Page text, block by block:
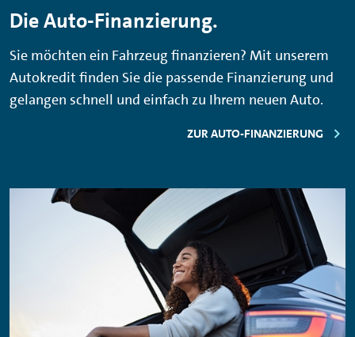
Die Auto-Finanzierung.
Sie möchten ein Fahrzeug finanzieren? Mit unserem
Autokredit finden Sie die passende Finanzierung und
gelangen schnell und einfach zu Ihrem neuen Auto.
ZUR AUTO-FINANZIERUNG